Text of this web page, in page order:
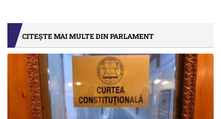
CITEȘTE MAI MULTE DIN PARLAMENT